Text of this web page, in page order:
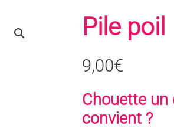
Pile poil
9,00€
Chouette un
convient ?